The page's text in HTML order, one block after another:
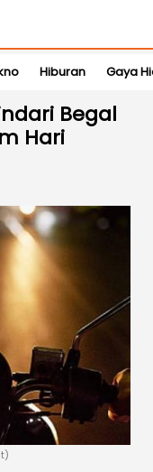
Hiburan Gaya
Begal
Hari